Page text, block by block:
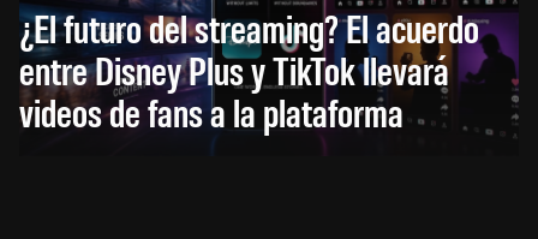
¿El futuro del streaming? El acuerdo
entre Disney Plus y TikTok llevará
videos de fans a la plataforma